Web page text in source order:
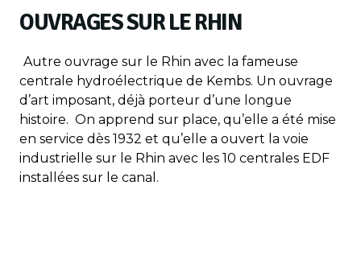
OUVRAGES SUR LE RHIN
Autre ouvrage sur le Rhin avec la fameuse
centrale hydroélectrique de Kembs. Un ouvrage
d’art imposant, déjà porteur d’une longue
histoire. On apprend sur place, qu’elle a été mise
en service dès 1932 et qu’elle a ouvert la voie
industrielle sur le Rhin avec les 10 centrales EDF
installées sur le canal.